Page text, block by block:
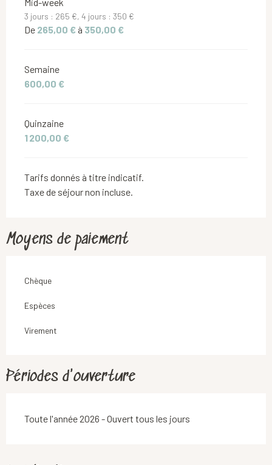
3 jours : 265 €, 4 jours : 350 €
De 265,00 € à 350,00 €
Semaine
600,00 €
Quinzaine
1 200,00 €
Tarifs donnés à titre indicatif.
Taxe de séjour non incluse.
Moyens de paiement
Chèque
Espèces
Virement
Périodes d'ouverture
Toute l'année 2026 - Ouvert tous les jours